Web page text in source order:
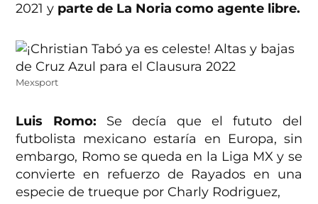
2021 y parte de La Noria como agente libre.
Mexsport
Luis Romo: Se decía que el fututo del
futbolista mexicano estaría en Europa, sin
embargo, Romo se queda en la Liga MX y se
convierte en refuerzo de Rayados en una
especie de trueque por Charly Rodriguez,